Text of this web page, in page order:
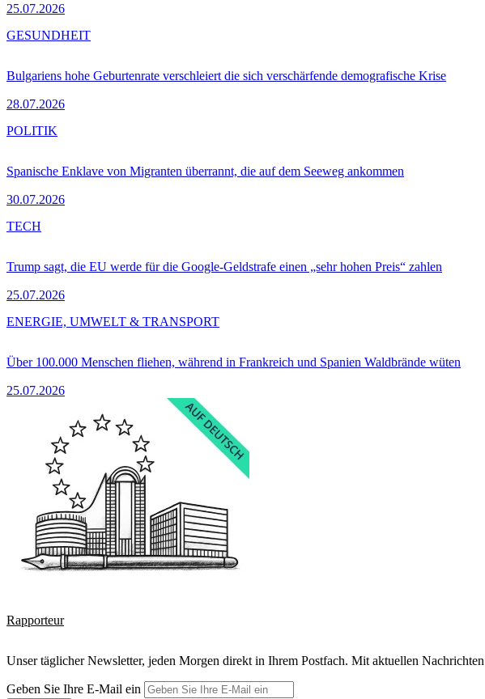
25.07.2026
Bulgariens hohe Geburtenrate verschleiert die sich verschärfende demografische Krise
28.07.2026
GESUNDHEIT
Spanische Enklave von Migranten überrannt, die auf dem Seeweg ankommen
30.07.2026
POLITIK
Trump sagt, die EU werde für die Google-Geldstrafe einen „sehr hohen Preis“ zahlen
25.07.2026
TECH
Über 100.000 Menschen fliehen, während in Frankreich und Spanien Waldbrände wüten
25.07.2026
ENERGIE, UMWELT & TRANSPORT
Rapporteur
Unser täglicher Newsletter, jeden Morgen direkt in Ihrem Postfach. Mit aktuellen
Geben Sie Ihre E-Mail ein